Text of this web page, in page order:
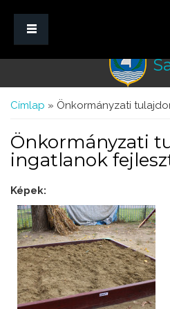
Jelenlegi hely
Címlap » Önkormányzati
Önkormányzati
ingatlanok
Képek: